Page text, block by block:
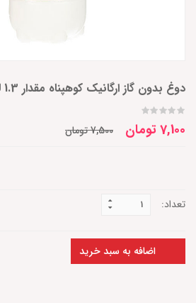
دوغ بدون گاز ارگانیک کوهپناه مقدار 1.3 لیتر
7,100 تومان 7,500 تومان
تعداد:
اضافه به سبد خرید